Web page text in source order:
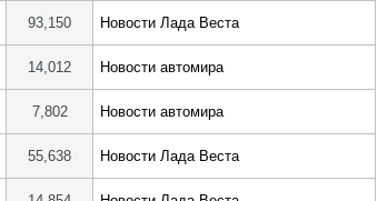
93,150 Новости Лада Веста
14,012 Новости автомира
7,802 Новости автомира
55,638 Новости Лада Веста